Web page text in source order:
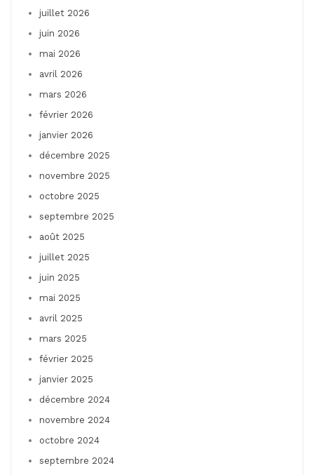
juillet 2026
juin 2026
mai 2026
avril 2026
mars 2026
février 2026
janvier 2026
décembre 2025
novembre 2025
octobre 2025
septembre 2025
août 2025
juillet 2025
juin 2025
mai 2025
avril 2025
mars 2025
février 2025
janvier 2025
décembre 2024
novembre 2024
octobre 2024
septembre 2024